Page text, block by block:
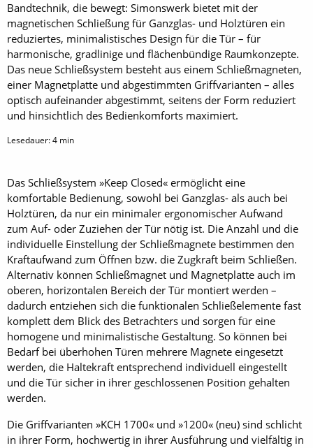
Bandtechnik, die bewegt: Simonswerk bietet mit der
magnetischen Schließung für Ganzglas- und Holztüren ein
reduziertes, minimalistisches Design für die Tür – für
harmonische, gradlinige und flächenbündige Raumkonzepte.
Das neue Schließsystem besteht aus einem Schließmagneten,
einer Magnetplatte und abgestimmten Griffvarianten – alles
optisch aufeinander abgestimmt, seitens der Form reduziert
und hinsichtlich des Bedienkomforts maximiert.
Lesedauer:4 min
Das Schließsystem »Keep Closed« ermöglicht eine
komfortable Bedienung, sowohl bei Ganzglas- als auch bei
Holztüren, da nur ein minimaler ergonomischer Aufwand
zum Auf- oder Zuziehen der Tür nötig ist. Die Anzahl und die
individuelle Einstellung der Schließmagnete bestimmen den
Kraftaufwand zum Öffnen bzw. die Zugkraft beim Schließen.
Alternativ können Schließmagnet und Magnetplatte auch im
oberen, horizontalen Bereich der Tür montiert werden –
dadurch entziehen sich die funktionalen Schließelemente fast
komplett dem Blick des Betrachters und sorgen für eine
homogene und minimalistische Gestaltung. So können bei
Bedarf bei überhohen Türen mehrere Magnete eingesetzt
werden, die Haltekraft entsprechend individuell eingestellt
und die Tür sicher in ihrer geschlossenen Position gehalten
werden.
Die Griffvarianten »KCH 1700« und »1200« (neu) sind schlicht
in ihrer Form, hochwertig in ihrer Ausführung und vielfältig in